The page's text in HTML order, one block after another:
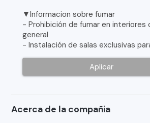
▼Informacion sobre fumar
- Prohibición de fumar en interiores
general
- Instalación de salas exclusivas
Aplicar
Acerca de la compañia